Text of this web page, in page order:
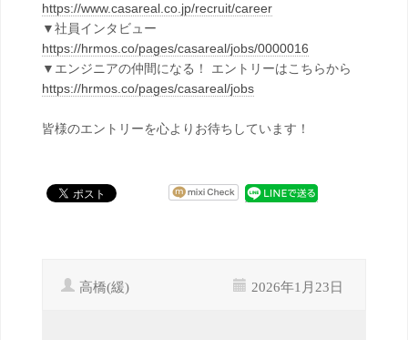
https://www.casareal.co.jp/recruit/career
▼社員インタビュー
https://hrmos.co/pages/casareal/jobs/0000016
▼エンジニアの仲間になる！ エントリーはこちらから
https://hrmos.co/pages/casareal/jobs
皆様のエントリーを心よりお待ちしています！
高橋(緩) 2026年1月23日